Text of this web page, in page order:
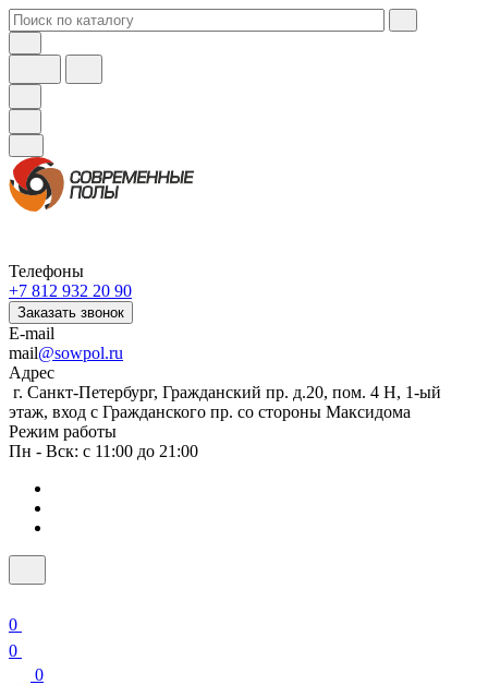
Телефоны
+7 812 932 20 90
Заказать звонок
E-mail
mail@sowpol.ru
Адрес
г. Санкт-Петербург, Гражданский пр. д.20, пом. 4 Н, 1-ый
этаж, вход с Гражданского пр. со стороны Максидома
Режим работы
Пн - Вск: с 11:00 до 21:00
0
0
0